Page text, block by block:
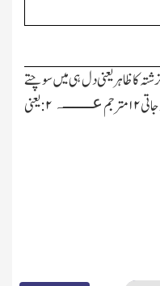
کا ظاہر یعنی دل ہی میں سوچتے
عــــــہ
۲:یعنی